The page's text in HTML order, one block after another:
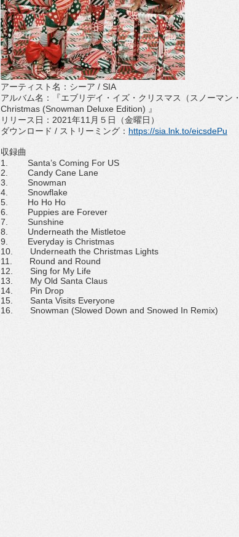
アーティスト名：シーア / SIA
アルバム名：『エブリデイ・イズ・クリスマス（スノーマン・
Christmas (Snowman Deluxe Edition) 』
リリース日： 2021年11 月５日（金曜日）
ダウンロード / ストリーミング： https://sia. lnk.to/eicsdePu
収録曲
1. Santa’s Coming For US
2. Candy Cane Lane
3. Snowman
4. Snowflake
5. Ho Ho Ho
6. Puppies are Forever
7. Sunshine
8. Underneath the Mistletoe
9. Everyday is Christmas
10. Underneath the Christmas Lights
11. Round and Round
12. Sing for My Life
13. My Old Santa Claus
14. Pin Drop
15. Santa Visits Everyone
16. Snowman (Slowed Down and Snowed In Remix)